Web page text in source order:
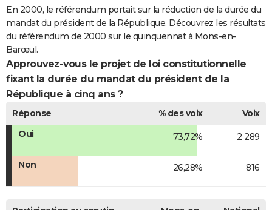
En 2000, le référendum portait sur la réduction de la durée du
mandat du président de la République. Découvrez les résultats
du référendum de 2000 sur le quinquennat à Mons-en-
Barœul.
Approuvez-vous le projet de loi constitutionnelle
fixant la durée du mandat du président de la
République à cinq ans ?
Réponse % des voix
Voix
Oui
73,72% 2 289
Non 26,28% 816